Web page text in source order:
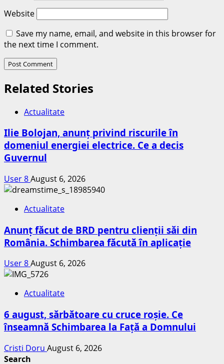
Website
Save my name, email, and website in this browser for
the next time I comment.
Related Stories
Actualitate
Ilie Bolojan, anunț privind riscurile în
domeniul energiei electrice. Ce a decis
Guvernul
User 8August 6, 2026
Actualitate
Anunț făcut de BRD pentru clienții săi din
România. Schimbarea făcută în aplicație
User 8August 6, 2026
Actualitate
6 august, sărbătoare cu cruce roșie. Ce
înseamnă Schimbarea la Față a Domnului
Cristi Doru August 6, 2026
Search